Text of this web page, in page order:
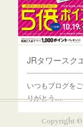
いつもロイスク
いつもブログを
りがとう…
Copyright ©